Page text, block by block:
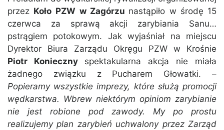
przez Koło PZW w Zagórzu nastąpiło w środę 15
czerwca za sprawą akcji zarybiania Sanu…
pstrągiem potokowym. Jak wyjaśniał na miejscu
Dyrektor Biura Zarządu Okręgu PZW w Krośnie
Piotr Konieczny spektakularna akcja nie miała
żadnego związku z Pucharem Głowatki. –
Popieramy wszystkie imprezy, które służą promocji
wędkarstwa. Wbrew niektórym opiniom zarybianie
nie jest robione pod zawody. My po prostu
realizujemy plan zarybień uchwalony przez Zarząd